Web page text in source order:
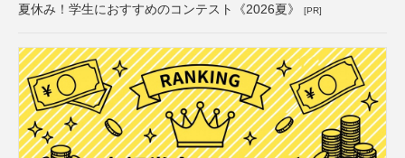
夏休み！学生におすすめのコンテスト《2026夏》 [PR]